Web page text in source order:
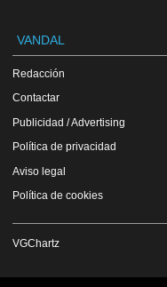
VANDAL
Redacción
Contactar
Publicidad / Advertising
Política de privacidad
Aviso legal
Política de cookies
VGChartz